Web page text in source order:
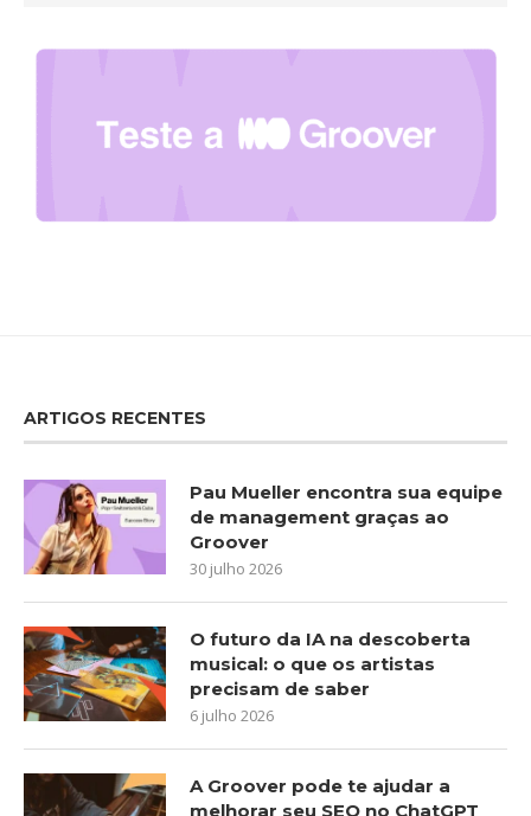
ARTIGOS RECENTES
Pau Mueller encontra sua equipe
de management graças ao
Groover
30 julho 2026
O futuro da IA na descoberta
musical: o que os artistas
precisam de saber
6 julho 2026
A Groover pode te ajudar a
melhorar seu SEO no ChatGPT